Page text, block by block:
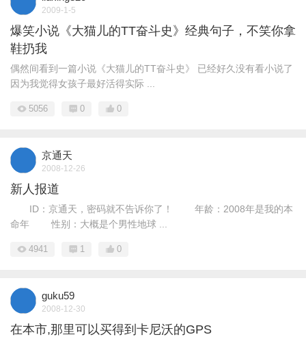
2009-1-5
爆笑小说《大猫儿的TT奋斗史》经典句子，不笑你拿
鞋扔我
偶然间看到一篇小说《大猫儿的TT奋斗史》 已经好久没有看小说了
因为我觉得女孩子最好活得实际 ...
5056 0 0
京通天
2008-12-26
新人报道
ID：京通天，密码就不告诉你了！ 年龄：2008年是我的本
命年 性别：大概是个男性地球 ...
4941 1 0
guku59
2008-12-30
在本市,那里可以买得到卡尼沃的GPS